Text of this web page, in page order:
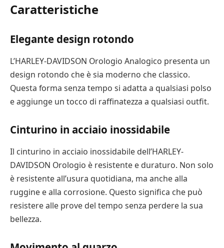
Caratteristiche
Elegante design rotondo
L’HARLEY-DAVIDSON Orologio Analogico presenta un
design rotondo che è sia moderno che classico.
Questa forma senza tempo si adatta a qualsiasi polso
e aggiunge un tocco di raffinatezza a qualsiasi outfit.
Cinturino in acciaio inossidabile
Il cinturino in acciaio inossidabile dell’HARLEY-
DAVIDSON Orologio è resistente e duraturo. Non solo
è resistente all’usura quotidiana, ma anche alla
ruggine e alla corrosione. Questo significa che può
resistere alle prove del tempo senza perdere la sua
bellezza.